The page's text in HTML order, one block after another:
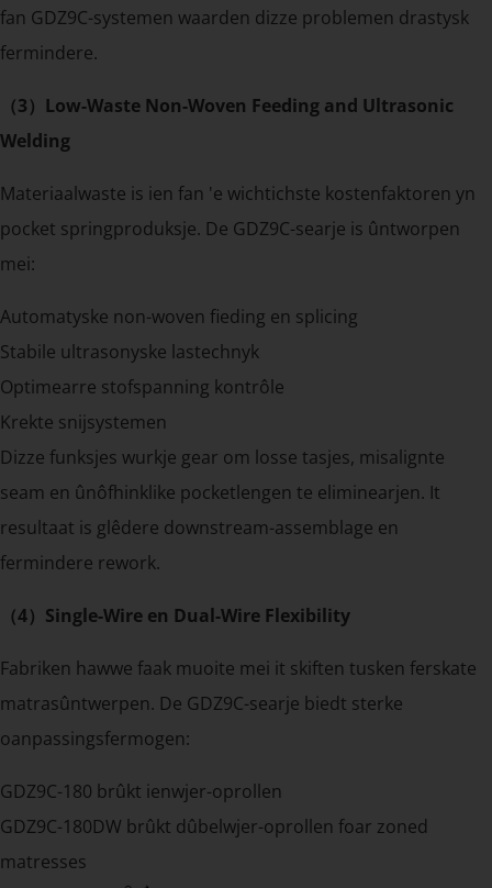
fan GDZ9C-systemen waarden dizze problemen drastysk
fermindere.
（3）Low-Waste Non-Woven Feeding and Ultrasonic
Welding
Materiaalwaste is ien fan 'e wichtichste kostenfaktoren yn
pocket springproduksje. De GDZ9C-searje is ûntworpen
mei:
Automatyske non-woven fieding en splicing
Stabile ultrasonyske lastechnyk
Optimearre stofspanning kontrôle
Krekte snijsystemen
Dizze funksjes wurkje gear om losse tasjes, misalignte
seam en ûnôfhinklike pocketlengen te eliminearjen. It
resultaat is glêdere downstream-assemblage en
fermindere rework.
（4）Single-Wire en Dual-Wire Flexibility
Fabriken hawwe faak muoite mei it skiften tusken ferskate
matrasûntwerpen. De GDZ9C-searje biedt sterke
oanpassingsfermogen:
GDZ9C-180 brûkt ienwjer-oprollen
GDZ9C-180DW brûkt dûbelwjer-oprollen foar zoned
matresses